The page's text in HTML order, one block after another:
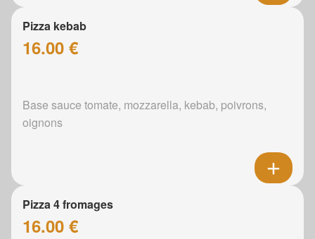
Pizza kebab
16.00 €
Base sauce tomate, mozzarella, kebab, poivrons,
oignons
Pizza 4 fromages
16.00 €